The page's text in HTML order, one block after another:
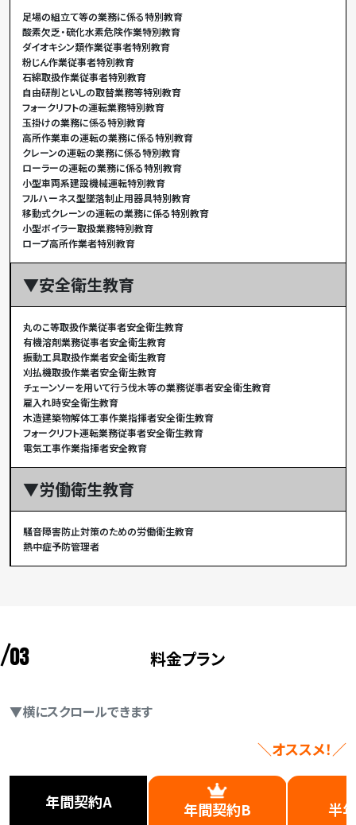
足場の組立て等の業務に係る特別教育
酸素欠乏・硫化水素危険作業特別教育
ダイオキシン類作業従事者特別教育
粉じん作業従事者特別教育
石綿取扱作業従事者特別教育
自由研削といしの取替業務等特別教育
フォークリフトの運転業務特別教育
玉掛けの業務に係る特別教育
高所作業車の運転の業務に係る特別教育
クレーンの運転の業務に係る特別教育
ローラーの運転の業務に係る特別教育
小型車両系建設機械運転特別教育
フルハーネス型墜落制止用器具特別教育
移動式クレーンの運転の業務に係る特別教育
小型ボイラー取扱業務特別教育
ロープ高所作業者特別教育
▼安全衛生教育
丸のこ等取扱作業従事者安全衛生教育
有機溶剤業務従事者安全衛生教育
振動工具取扱作業者安全衛生教育
刈払機取扱作業者安全衛生教育
チェーンソーを用いて行う伐木等の業務従事者安全衛生教育
雇入れ時安全衛生教育
木造建築物解体工事作業指揮者安全衛生教育
フォークリフト運転業務従事者安全衛生教育
電気工事作業指揮者安全教育
▼労働衛生教育
騒音障害防止対策のための労働衛生教育
熱中症予防管理者
03 料金プラン
▼横にスクロールできます
＼オススメ！／
年間契約A 年間契約B 半